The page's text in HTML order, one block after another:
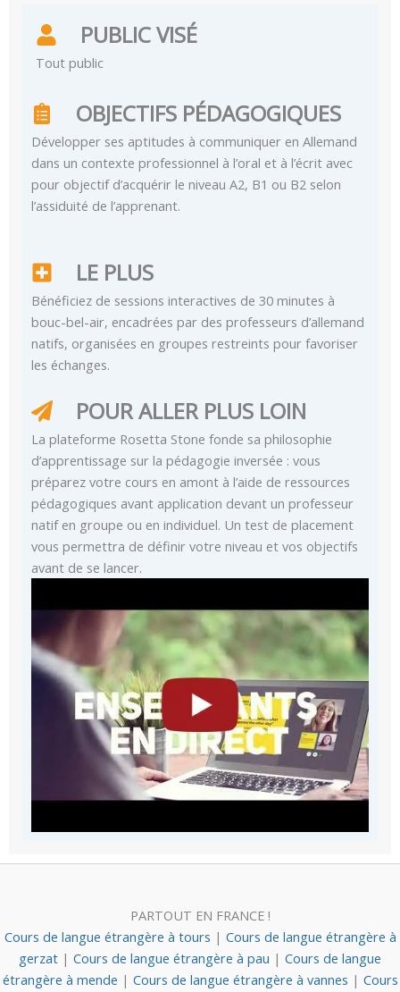
PUBLIC VISÉ
Tout public
OBJECTIFS PÉDAGOGIQUES
Développer ses aptitudes à communiquer en Allemand
dans un contexte professionnel à l’oral et à l’écrit avec
pour objectif d’acquérir le niveau A2, B1 ou B2 selon
l’assiduité de l’apprenant.
LE PLUS
Bénéficiez de sessions interactives de 30 minutes à
bouc-bel-air, encadrées par des professeurs d’allemand
natifs, organisées en groupes restreints pour favoriser
les échanges.
POUR ALLER PLUS LOIN
La plateforme Rosetta Stone fonde sa philosophie
d’apprentissage sur la pédagogie inversée : vous
préparez votre cours en amont à l’aide de ressources
pédagogiques avant application devant un professeur
natif en groupe ou en individuel. Un test de placement
vous permettra de définir votre niveau et vos objectifs
avant de se lancer.
PARTOUT EN FRANCE !
Cours de langue étrangère à tours | Cours de langue étrangère à
gerzat | Cours de langue étrangère à pau | Cours de langue
étrangère à mende | Cours de langue étrangère à vannes | Cours